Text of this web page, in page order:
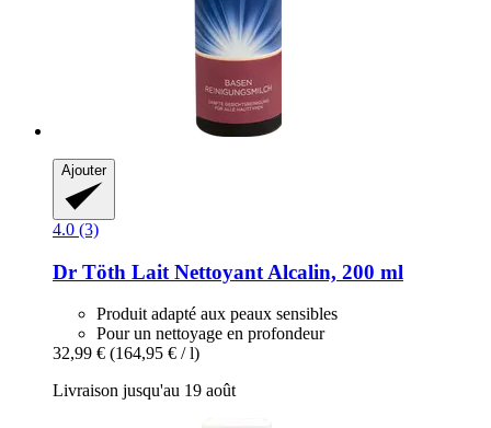
Ajouter
4.0 (3)
Dr Töth Lait Nettoyant Alcalin, 200 ml
Produit adapté aux peaux sensibles
Pour un nettoyage en profondeur
32,99 € (164,95 € / l)
Livraison jusqu'au 19 août